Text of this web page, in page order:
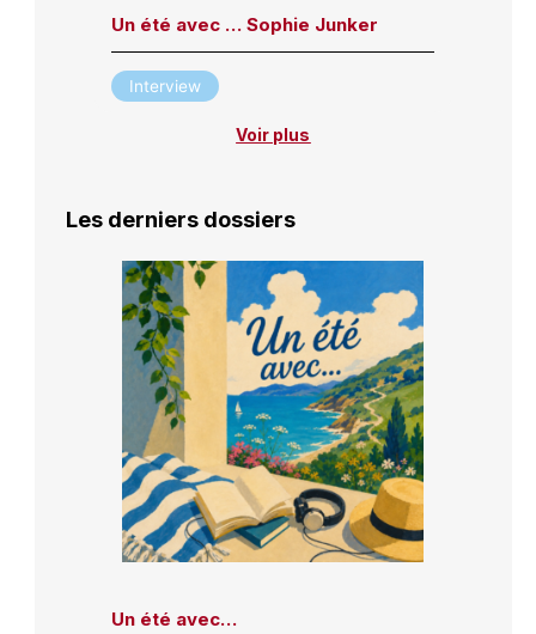
Un été avec … Sophie Junker
Interview
Voir plus
Les derniers dossiers
Un été avec…